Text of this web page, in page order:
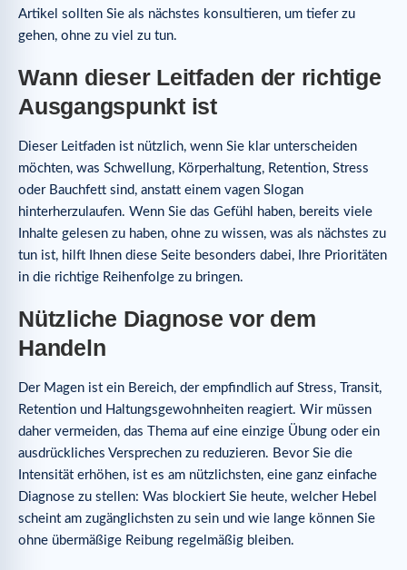
Artikel sollten Sie als nächstes konsultieren, um tiefer zu
gehen, ohne zu viel zu tun.
Wann dieser Leitfaden der richtige
Ausgangspunkt ist
Dieser Leitfaden ist nützlich, wenn Sie klar unterscheiden
möchten, was Schwellung, Körperhaltung, Retention, Stress
oder Bauchfett sind, anstatt einem vagen Slogan
hinterherzulaufen. Wenn Sie das Gefühl haben, bereits viele
Inhalte gelesen zu haben, ohne zu wissen, was als nächstes zu
tun ist, hilft Ihnen diese Seite besonders dabei, Ihre Prioritäten
in die richtige Reihenfolge zu bringen.
Nützliche Diagnose vor dem
Handeln
Der Magen ist ein Bereich, der empfindlich auf Stress, Transit,
Retention und Haltungsgewohnheiten reagiert. Wir müssen
daher vermeiden, das Thema auf eine einzige Übung oder ein
ausdrückliches Versprechen zu reduzieren. Bevor Sie die
Intensität erhöhen, ist es am nützlichsten, eine ganz einfache
Diagnose zu stellen: Was blockiert Sie heute, welcher Hebel
scheint am zugänglichsten zu sein und wie lange können Sie
ohne übermäßige Reibung regelmäßig bleiben.